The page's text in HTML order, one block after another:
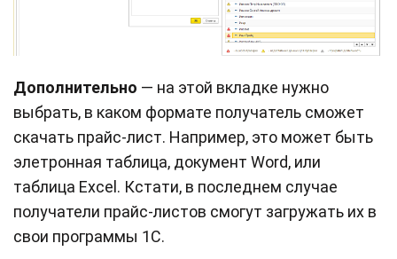
Дополнительно — на этой вкладке нужно
выбрать, в каком формате получатель сможет
скачать прайс-лист. Например, это может быть
элетронная таблица, документ Word, или
таблица Excel. Кстати, в последнем случае
получатели прайс-листов смогут загружать их в
свои программы 1С.